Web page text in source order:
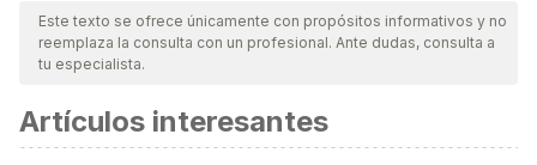
Este texto se ofrece únicamente con propósitos informativos y no
reemplaza la consulta con un profesional. Ante dudas, consulta a
tu especialista.
Artículos interesantes